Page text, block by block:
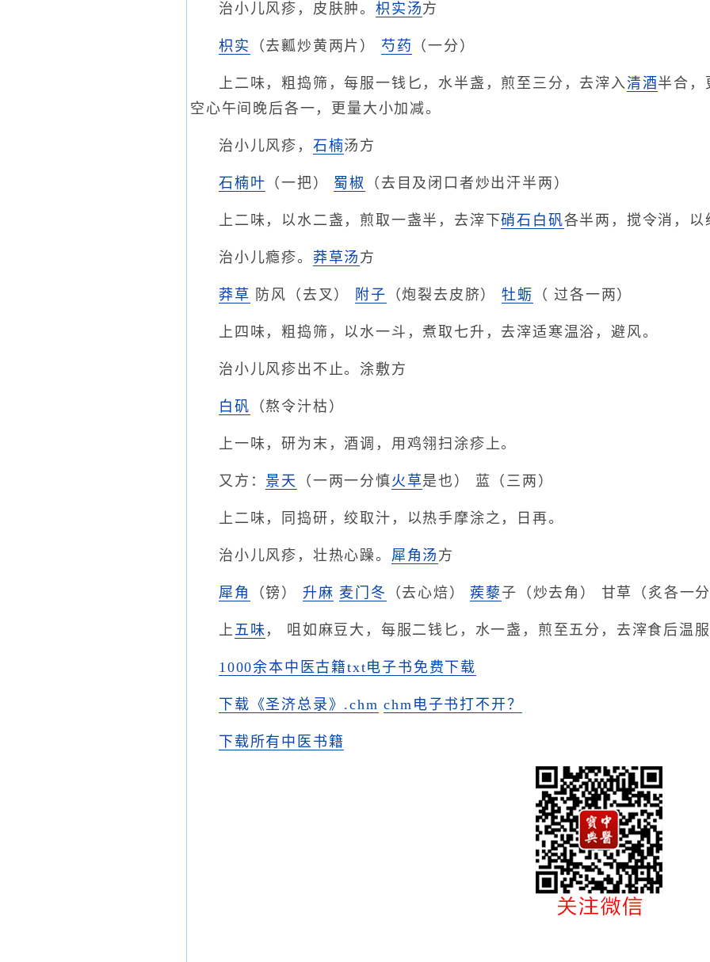
治小儿风疹，皮肤肿。枳实汤方
枳实 （去瓤炒黄两片） 芍药 （一分）
上二味，粗捣筛，每服一钱匕，水半盏，煎至三分，去滓入清酒半合，
空心午间晚后各一，更量大小加减。
治小儿风疹， 石楠汤方
石楠叶 （一把） 蜀椒 （去目及闭口者炒出汗半两）
上二味，以水二盏，煎取一盏半，去滓下硝石 白矾各半两，搅令消，
治小儿瘾疹。 莽草汤 方
莽草 防风（去叉） 附子 （炮裂去皮脐）牡蛎 （ 过各一两）
上四味，粗捣筛，以水一斗，煮取七升，去滓适寒温浴，避风。
治小儿风疹出不止。涂敷方
白矾 （熬令汁枯）
上一味，研为末，酒调，用鸡翎扫涂疹上。
又方： 景天 （一两一分慎火草是也） 蓝（三两）
上二味，同捣研，绞取汁，以热手摩涂之，日再。
治小儿风疹，壮热心躁。 犀角汤 方
犀角 （镑） 升麻 麦门冬 （去心焙）蒺藜子（炒去角） 甘草（炙各一
上 五味 ， 咀如麻豆大，每服二钱匕，水一盏，煎至五分，去滓食后温
1000余本中医古籍txt电子书免费下载
下载《圣济总录》.chm chm电子书打不开？
下载所有中医书籍